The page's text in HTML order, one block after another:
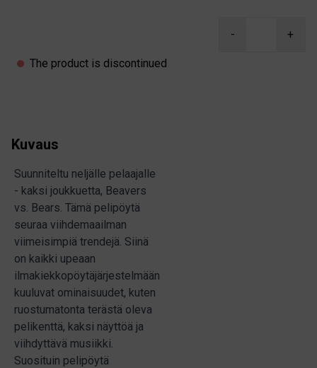
- +
The product is discontinued
Kuvaus
Suunniteltu neljälle pelaajalle
- kaksi joukkuetta, Beavers
vs. Bears. Tämä pelipöytä
seuraa viihdemaailman
viimeisimpiä trendejä. Siinä
on kaikki upeaan
ilmakiekkopöytäjärjestelmään
kuuluvat ominaisuudet, kuten
ruostumatonta terästä oleva
pelikenttä, kaksi näyttöä ja
viihdyttävä musiikki.
Suosituin pelipöytä